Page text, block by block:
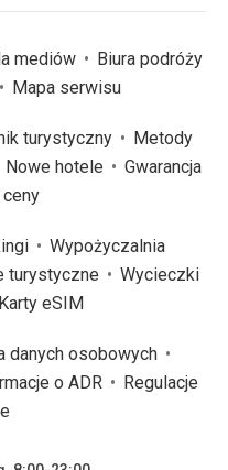
mediów
Biura podróży
Mapa serwisu
turystyczny
Metody
Nowe hotele
Gwarancja
Wypożyczalnia
turystyczne
Wycieczki
Karty eSIM
danych osobowych
o ADR
Regulacje